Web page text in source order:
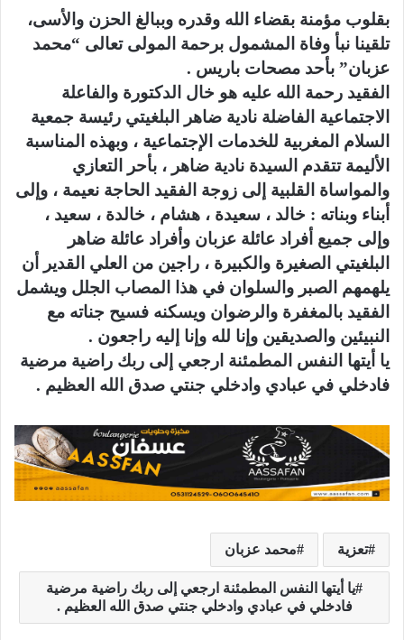
بقلوب مؤمنة بقضاء الله وقدره وببالغ الحزن والأسى،
تلقينا نبأ وفاة المشمول برحمة المولى تعالى “محمد
عزبان” بأحد مصحات باريس .
الفقيد رحمة الله عليه هو خال الدكتورة والفاعلة
الاجتماعية الفاضلة نادية ضاهر البلغيتي رئيسة جمعية
السلام المغربية للخدمات الإجتماعية ، وبهذه المناسبة
الأليمة تتقدم السيدة نادية ضاهر ، بأحر التعازي
والمواساة القلبية إلى زوجة الفقيد الحاجة نعيمة ، وإلى
أبناء وبناته : خالد ، سعيدة ، هشام ، خالدة ، سعيد ،
وإلى جميع أفراد عائلة عزبان وأفراد عائلة ضاهر
البلغيتي الصغيرة والكبيرة ، راجين من العلي القدير أن
يلهمهم الصبر والسلوان في هذا المصاب الجلل ويشمل
الفقيد بالمغفرة والرضوان ويسكنه فسيح جناته مع
النبيئين والصديقين وإنا لله وإنا إليه راجعون .
يا أيتها النفس المطمئنة ارجعي إلى ربك راضية مرضية
فادخلي في عبادي وادخلي جنتي صدق الله العظيم .
تعزية محمد عزبان
يا أيتها النفس المطمئنة ارجعي إلى ربك راضية مرضية
فادخلي في عبادي وادخلي جنتي صدق الله العظيم .